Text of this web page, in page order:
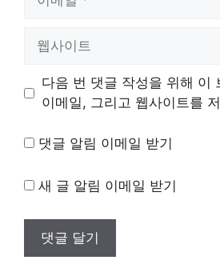
트
다음 번 댓글 작성을 위해 이
이메일, 그리고 웹사이트를
댓글 알림 이메일 받기
새 글 알림 이메일 받기